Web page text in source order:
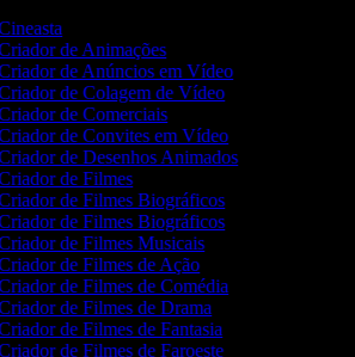
de Animações
de Anúncios em Vídeo
de Colagem de Vídeo
de Comerciais
de Convites em Vídeo
de Desenhos Animados
de Filmes
de Filmes Biográficos
de Filmes Biográficos
de Filmes Musicais
de Filmes de Ação
de Filmes de Comédia
de Filmes de Drama
de Filmes de Fantasia
de Filmes de Faroeste